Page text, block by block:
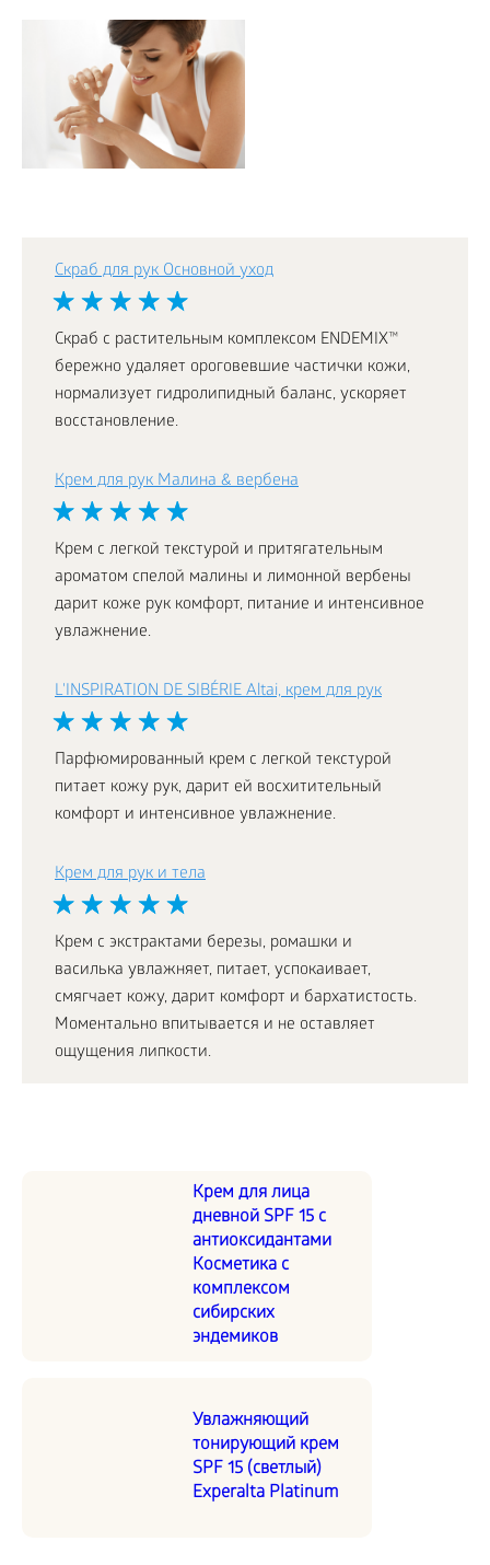
Скраб для рук Основной уход
Скраб с растительным комплексом ENDEMIX™
бережно удаляет ороговевшие частички кожи,
нормализует гидролипидный баланс, ускоряет
восстановление.
Крем для рук Малина & вербена
Крем с легкой текстурой и притягательным
ароматом спелой малины и лимонной вербены
дарит коже рук комфорт, питание и интенсивное
увлажнение.
L'INSPIRATION DE SIBÉRIE Altai, крем для рук
Парфюмированный крем с легкой текстурой
питает кожу рук, дарит ей восхитительный
комфорт и интенсивное увлажнение.
Крем для рук и тела
Крем с экстрактами березы, ромашки и
василька увлажняет, питает, успокаивает,
смягчает кожу, дарит комфорт и бархатистость.
Моментально впитывается и не оставляет
ощущения липкости.
Крем для лица
дневной SPF 15 с
антиоксидантами
Косметика с
комплексом
сибирских
эндемиков
Увлажняющий
тонирующий крем
SPF 15 (светлый)
Experalta Platinum